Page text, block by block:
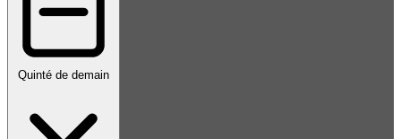
Quinté de demain